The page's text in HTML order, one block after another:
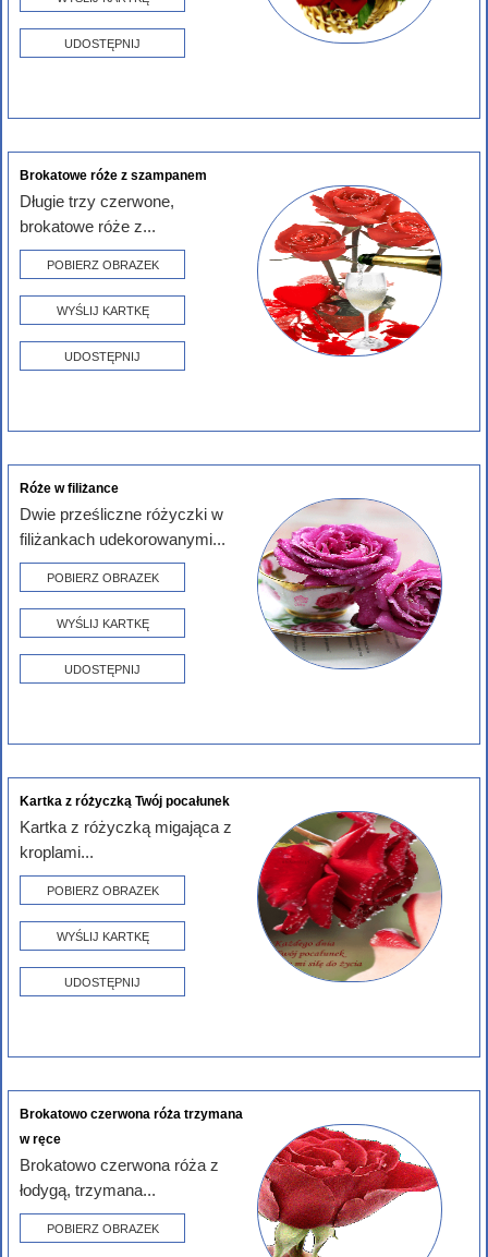
UDOSTĘPNIJ
Brokatowe róże z szampanem
Długie trzy czerwone,
brokatowe róże z...
POBIERZ OBRAZEK
WYŚLIJ KARTKĘ
UDOSTĘPNIJ
Róże w filiżance
Dwie prześliczne różyczki w
filiżankach udekorowanymi...
POBIERZ OBRAZEK
WYŚLIJ KARTKĘ
UDOSTĘPNIJ
Kartka z różyczką Twój pocałunek
Kartka z różyczką migająca z
kroplami...
POBIERZ OBRAZEK
WYŚLIJ KARTKĘ
UDOSTĘPNIJ
Brokatowo czerwona róża trzymana
w ręce
Brokatowo czerwona róża z
łodygą, trzymana...
POBIERZ OBRAZEK